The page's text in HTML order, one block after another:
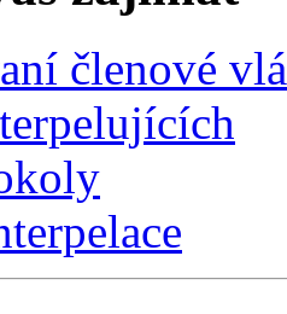
členové